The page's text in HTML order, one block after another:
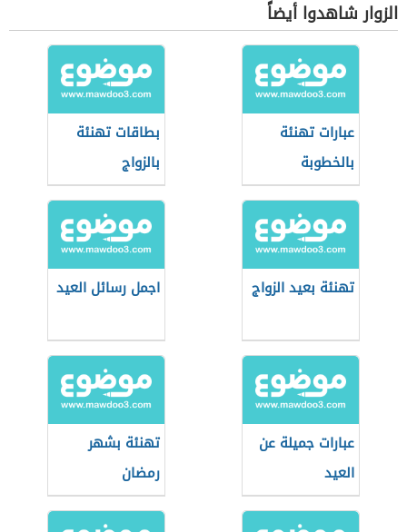
الزوار شاهدوا أيضاً
عبارات تهنئة
بالخطوبة
بطاقات تهنئة
بالزواج
تهنئة بعيد الزواج اجمل رسائل العيد
عبارات جميلة عن
العيد
تهنئة بشهر
رمضان